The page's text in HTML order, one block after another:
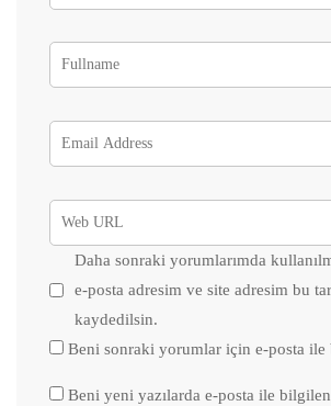
Daha sonraki yorumlarımda
e-posta adresim ve site adresim bu
kaydedilsin.
Beni sonraki yorumlar için e-posta ile
Beni yeni yazılarda e-posta ile